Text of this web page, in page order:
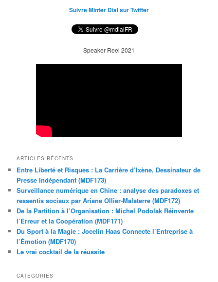
Suivre Minter Dial sur Twitter
Speaker Reel 2021
ARTICLES RÉCENTS
Entre Liberté et Risques : La Carrière d’Ixène, Dessinateur de
Presse Indépendant (MDF173)
Surveillance numérique en Chine : analyse des paradoxes et
ressentis sociaux par Ariane Ollier-Malaterre (MDF172)
De la Partition à l’Organisation : Michel Podolak Réinvente
l’Erreur et la Coopération (MDF171)
Du Sport à la Magie : Jocelin Haas Connecte l’Entreprise à
l’Émotion (MDF170)
Le vrai cocktail de la réussite
CATÉGORIES